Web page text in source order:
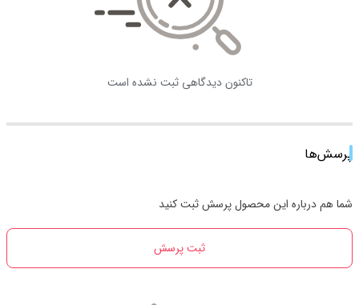
تاکنون دیدگاهی ثبت نشده است
پرسش‌ها
شما هم درباره این محصول پرسش ثبت کنید
ثبت پرسش